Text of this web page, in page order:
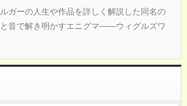
ガーの人生や作品を詳しく解説した同名の
音で解き明かすエニグマ――ウィグルズワ